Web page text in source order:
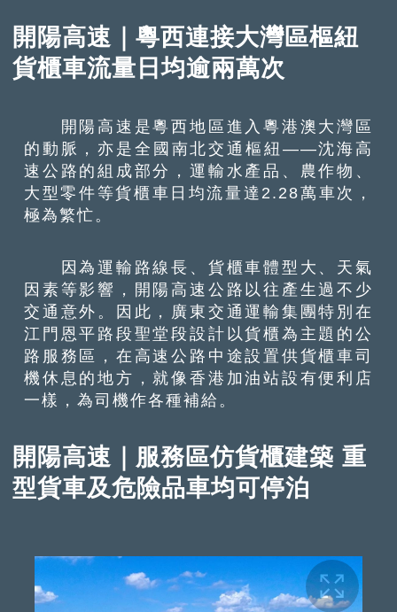
開陽高速｜粵西連接大灣區樞紐
貨櫃車流量日均逾兩萬次
開陽高速是粵西地區進入粵港澳大灣區
的動脈，亦是全國南北交通樞紐——沈海高
速公路的組成部分，運輸水產品、農作物、
大型零件等貨櫃車日均流量達2.28萬車次，
極為繁忙。
因為運輸路線長、貨櫃車體型大、天氣
因素等影響，開陽高速公路以往產生過不少
交通意外。因此，廣東交通運輸集團特別在
江門恩平路段聖堂段設計以貨櫃為主題的公
路服務區，在高速公路中途設置供貨櫃車司
機休息的地方，就像香港加油站設有便利店
一樣，為司機作各種補給。
開陽高速｜服務區仿貨櫃建築 重
型貨車及危險品車均可停泊